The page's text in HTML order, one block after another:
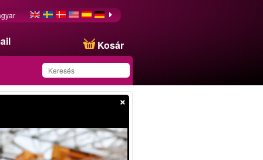
Kosár
kedvencei közé!
×